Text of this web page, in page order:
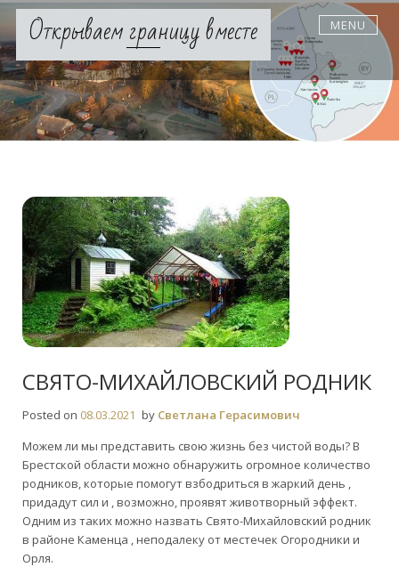
Skip
contentОткрываем границу вместе MENU
СВЯТО-МИХАЙЛОВСКИЙ РОДНИК
Posted on 08.03.2021 by Светлана Герасимович
Можем ли мы представить свою жизнь без чистой воды? В
Брестской области можно обнаружить огромное количество
родников, которые помогут взбодриться в жаркий день ,
придадут сил и , возможно, проявят животворный эффект.
Одним из таких можно назвать Свято-Михайловский родник
в районе Каменца , неподалеку от местечек Огородники и
Орля.